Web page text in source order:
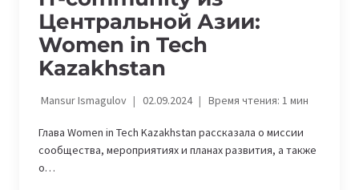
Центральной Азии:
Women in Tech
Kazakhstan
Mansur Ismagulov 02.09.2024 Время чтения: 1мин
Глава Women in Tech Kazakhstan рассказала о миссии
сообщества, мероприятиях и планах развития, а также
о…